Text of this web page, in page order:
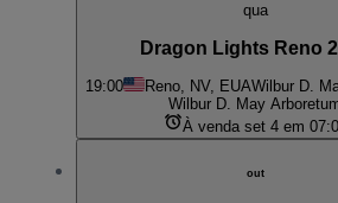
qua
Dragon Lights Reno
19:00 Reno, NV, EUAWilbur D.
Wilbur D. May
À venda set 4 em
out